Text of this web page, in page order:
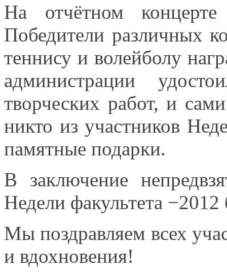
На отчётном
Победители различных
теннису и волейболу
администрации
творческих работ,и сами
никто из участников
памятные подарки.
В заключение
Недели факультета
Мы поздравляем всех
и вдохновения!